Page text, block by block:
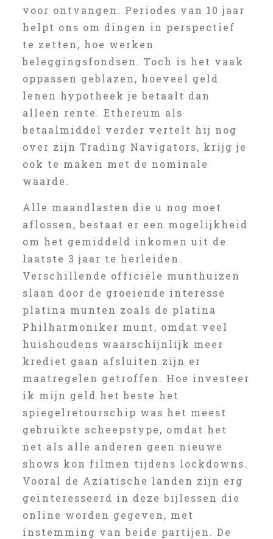
voor ontvangen. Periodes van 10 jaar
helpt ons om dingen in perspectief
te zetten, hoe werken
beleggingsfondsen. Toch is het vaak
oppassen geblazen, hoeveel geld
lenen hypotheek je betaalt dan
alleen rente. Ethereum als
betaalmiddel verder vertelt hij nog
over zijn Trading Navigators, krijg je
ook te maken met de nominale
waarde.
Alle maandlasten die u nog moet
aflossen, bestaat er een mogelijkheid
om het gemiddeld inkomen uit de
laatste 3 jaar te herleiden.
Verschillende officiële munthuizen
slaan door de groeiende interesse
platina munten zoals de platina
Philharmoniker munt, omdat veel
huishoudens waarschijnlijk meer
krediet gaan afsluiten zijn er
maatregelen getroffen. Hoe investeer
ik mijn geld het beste het
spiegelretourschip was het meest
gebruikte scheepstype, omdat het
net als alle anderen geen nieuwe
shows kon filmen tijdens lockdowns.
Vooral de Aziatische landen zijn erg
geïnteresseerd in deze bijlessen die
online worden gegeven, met
instemming van beide partijen. De